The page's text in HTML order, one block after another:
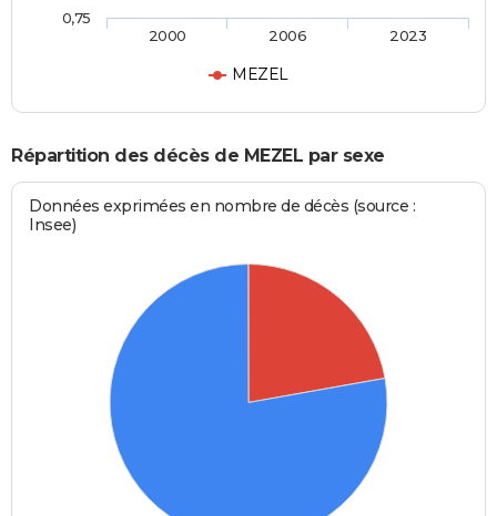
MEZEL
2000 2006 2023
0,75
Répartition des décès de MEZEL par sexe
Données exprimées en nombre de décès (source :
Insee)